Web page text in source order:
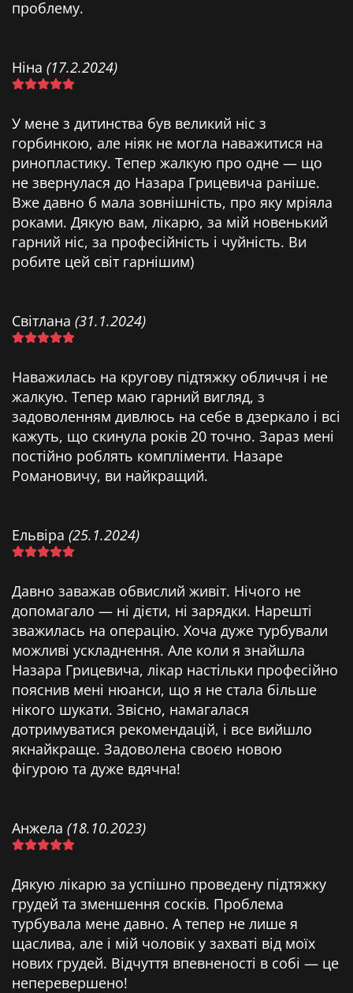
проблему.
Ніна (17.2.2024)
У мене з дитинства був великий ніс з
горбинкою, але ніяк не могла наважитися на
ринопластику. Тепер жалкую про одне — що
не звернулася до Назара Грицевича раніше.
Вже давно б мала зовнішність, про яку мріяла
роками. Дякую вам, лікарю, за мій новенький
гарний ніс, за професійність і чуйність. Ви
робите цей світ гарнішим)
Світлана (31.1.2024)
Наважилась на кругову підтяжку обличчя і не
жалкую. Тепер маю гарний вигляд, з
задоволенням дивлюсь на себе в дзеркало і всі
кажуть, що скинула років 20 точно. Зараз мені
постійно роблять компліменти. Назаре
Романовичу, ви найкращий.
Ельвіра (25.1.2024)
Давно заважав обвислий живіт. Нічого не
допомагало — ні дієти, ні зарядки. Нарешті
зважилась на операцію. Хоча дуже турбували
можливі ускладнення. Але коли я знайшла
Назара Грицевича, лікар настільки професійно
пояснив мені нюанси, що я не стала більше
нікого шукати. Звісно, намагалася
дотримуватися рекомендацій, і все вийшло
якнайкраще. Задоволена своєю новою
фігурою та дуже вдячна!
Анжела (18.10.2023)
Дякую лікарю за успішно проведену підтяжку
грудей та зменшення сосків. Проблема
турбувала мене давно. А тепер не лише я
щаслива, але і мій чоловік у захваті від моїх
нових грудей. Відчуття впевненості в собі — це
неперевершено!